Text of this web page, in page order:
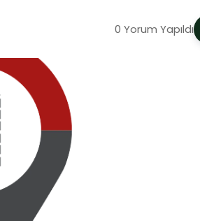
0 Yorum Yapıldı